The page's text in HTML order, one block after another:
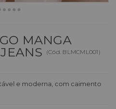
MANGA
(Cód. BLMCML001 )
e moderna, com caimento